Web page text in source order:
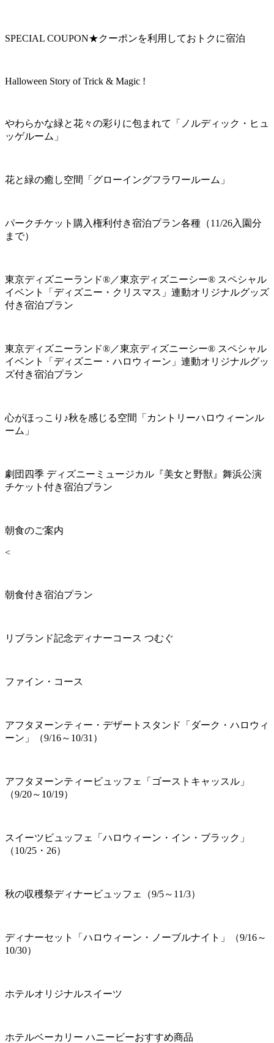
SPECIAL COUPON★クーポンを利用しておトクに宿泊
Halloween Story of Trick & Magic !
やわらかな緑と花々の彩りに包まれて「ノルディック・ヒュ
ッゲルーム」
花と緑の癒し空間「グローイングフラワールーム」
パークチケット購入権利付き宿泊プラン各種（11/26入園分
まで）
東京ディズニーランド®／東京ディズニーシー® スペシャル
イベント「ディズニー・クリスマス」連動オリジナルグッズ
付き宿泊プラン
東京ディズニーランド®／東京ディズニーシー® スペシャル
イベント「ディズニー・ハロウィーン」連動オリジナルグッ
ズ付き宿泊プラン
心がほっこり♪秋を感じる空間「カントリーハロウィーンル
ーム」
劇団四季 ディズニーミュージカル『美女と野獣』舞浜公演
チケット付き宿泊プラン
朝食のご案内
<
朝食付き宿泊プラン
リブランド記念ディナーコース つむぐ
ファイン・コース
アフタヌーンティー・デザートスタンド「ダーク・ハロウィ
ーン」（9/16～10/31）
アフタヌーンティービュッフェ「ゴーストキャッスル」
（9/20～10/19）
スイーツビュッフェ「ハロウィーン・イン・ブラック」
（10/25・26）
秋の収穫祭ディナービュッフェ（9/5～11/3）
ディナーセット「ハロウィーン・ノーブルナイト」（9/16～
10/30）
ホテルオリジナルスイーツ
ホテルベーカリー ハニービーおすすめ商品